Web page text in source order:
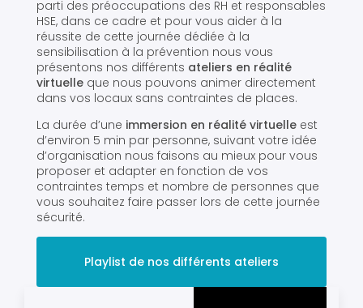
parti des préoccupations des RH et responsables
HSE, dans ce cadre et pour vous aider à la
réussite de cette journée dédiée à la
sensibilisation à la prévention nous vous
présentons nos différents ateliers en réalité
virtuelle que nous pouvons animer directement
dans vos locaux sans contraintes de places.
La durée d’une immersion en réalité virtuelle est
d’environ 5 min par personne, suivant votre idée
d’organisation nous faisons au mieux pour vous
proposer et adapter en fonction de vos
contraintes temps et nombre de personnes que
vous souhaitez faire passer lors de cette journée
sécurité.
Playlist de nos différents ateliers